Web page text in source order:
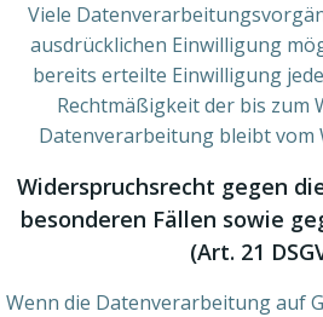
Viele
ausdrücklichen Einwilligung
bereits erteilte Einwilligung
Rechtmäßigkeit der bis zum
Datenverarbeitung bleibt
Widerspruchsrecht gegen
besonderen Fällen sowie
(Art. 21
Wenn die Datenverarbeitung auf